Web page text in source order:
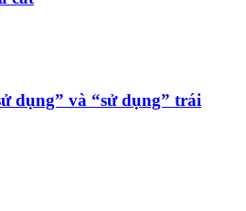
dụng” và “sử dụng” trái